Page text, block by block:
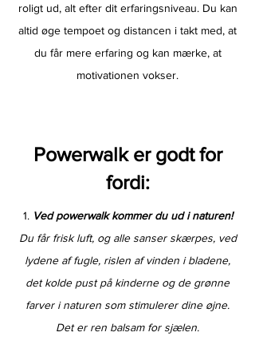
roligt ud, alt efter dit erfaringsniveau. Du kan
altid øge tempoet og distancen i takt med, at
du får mere erfaring og kan mærke, at
motivationen vokser.
Powerwalk er godt for
fordi:
Ved powerwalk kommer du ud i naturen!
Du får frisk luft, og alle sanser skærpes, ved
lydene af fugle, rislen af vinden i bladene,
det kolde pust på kinderne og de grønne
farver i naturen som stimulerer dine øjne.
Det er ren balsam for sjælen.